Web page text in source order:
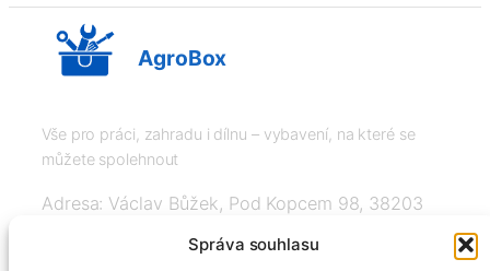
Správa souhlasu
AgroBox
Vše pro práci, zahradu i dílnu – vybavení, na které se
můžete spolehnout
Adresa: Václav Bůžek, Pod Kopcem 98, 38203